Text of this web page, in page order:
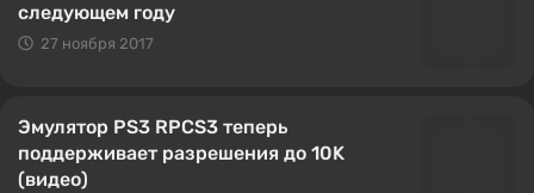
следующем году
27 ноября 2017
Эмулятор PS3 RPCS3 теперь
поддерживает разрешения до 10K
(видео)